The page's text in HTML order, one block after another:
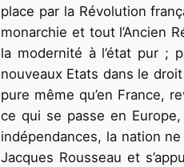
place par la Révolution
monarchie et tout l’Ancien
la modernité à l’état pur ;
nouveaux Etats dans le
pure même qu’en France,
ce qui se passe en
indépendances, la nation
Jacques Rousseau et